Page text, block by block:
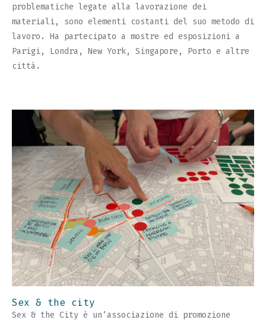
problematiche legate alla lavorazione dei
materiali, sono elementi costanti del suo metodo di
lavoro. Ha partecipato a mostre ed esposizioni a
Parigi, Londra, New York, Singapore, Porto e altre
città.
Sex & the city
Sex & the City è un’associazione di promozione